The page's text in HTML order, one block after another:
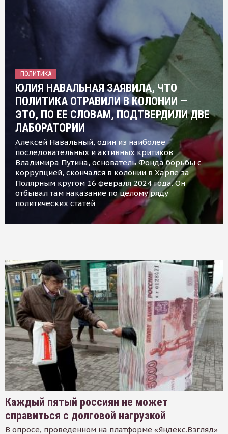
ПОЛИТИКА
ЮЛИЯ НАВАЛЬНАЯ ЗАЯВИЛА, ЧТО
ПОЛИТИКА ОТРАВИЛИ В КОЛОНИИ —
ЭТО, ПО ЕЕ СЛОВАМ, ПОДТВЕРДИЛИ ДВЕ
ЛАБОРАТОРИИ
Алексей Навальный, один из наиболее
последовательных и активных критиков
Владимира Путина, основатель Фонда борьбы с
коррупцией, скончался в колонии в Харпе за
Полярным кругом 16 февраля 2024 года. Он
отбывал там наказание по целому ряду
политических статей
Каждый пятый россиян не может
справиться с долговой нагрузкой
В опросе, проведенном на платформе «Яндекс.Взгляд»